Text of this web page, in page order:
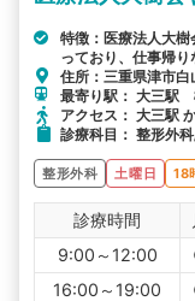
特徴：医療法人大
っており、仕事帰り
住所：三重県津市
最寄り駅： 大三駅
アクセス： 大三駅
診療科目： 整形外
整形外科 土曜日 18
診療時間
9:00～12:00
16:00～19:00